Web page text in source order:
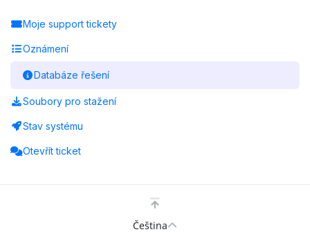
Moje support tickety
Oznámení
Databáze řešení
Soubory pro stažení
Stav systému
Otevřít ticket
Čeština